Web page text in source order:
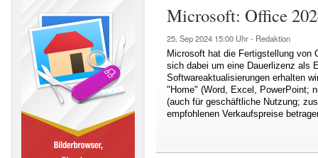
Microsoft: Office
25. Sep 2024 15:00 Uhr - Redaktion
Microsoft hat die Fertigstellung von
sich dabei um eine Dauerlizenz als
Softwareaktualisierungen erhalten
"Home" (Word, Excel, PowerPoint;
(auch für geschäftliche Nutzung;
empfohlenen Verkaufspreise